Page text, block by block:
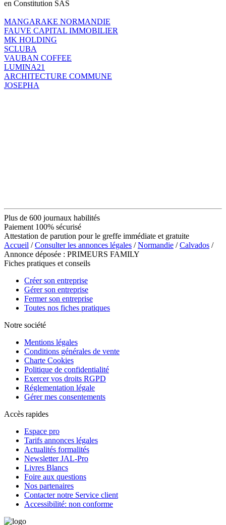
en Constitution SAS
MANGARAKE NORMANDIE
FAUVE CAPITAL IMMOBILIER
MK HOLDING
SCLUBA
VAUBAN COFFEE
LUMINA21
ARCHITECTURE COMMUNE
JOSEPHA
Plus de 600 journaux habilités
Paiement 100% sécurisé
Attestation de parution pour le greffe immédiate et gratuite
Accueil /Consulter les annonces légales /Normandie /Calvados /
Annonce déposée : PRIMEURS FAMILY
Fiches pratiques et conseils
Créer son entreprise
Gérer son entreprise
Fermer son entreprise
Toutes nos fiches pratiques
Notre société
Mentions légales
Conditions générales de vente
Charte Cookies
Politique de confidentialité
Exercer vos droits RGPD
Réglementation légale
Gérer mes consentements
Accès rapides
Espace pro
Tarifs annonces légales
Actualités formalités
Newsletter JAL-Pro
Livres Blancs
Foire aux questions
Nos partenaires
Contacter notre Service client
Accessibilité: non conforme